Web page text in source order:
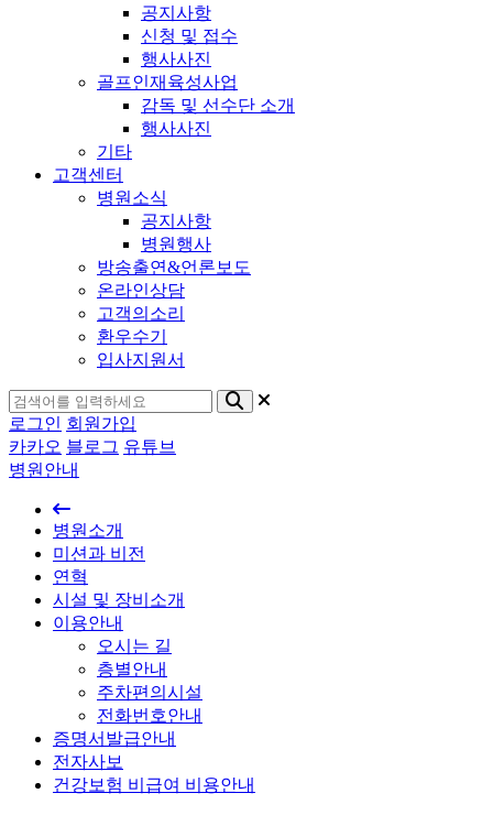
공지사항
신청 및 접수
행사사진
골프인재육성사업
감독 및 선수단 소개
행사사진
기타
고객센터
병원소식
공지사항
병원행사
방송출연&언론보도
온라인상담
고객의소리
환우수기
입사지원서
로그인 회원가입
카카오 블로그 유튜브
병원안내
병원소개
미션과 비전
연혁
시설 및 장비소개
이용안내
오시는 길
층별안내
주차편의시설
전화번호안내
증명서발급안내
전자사보
건강보험 비급여 비용안내